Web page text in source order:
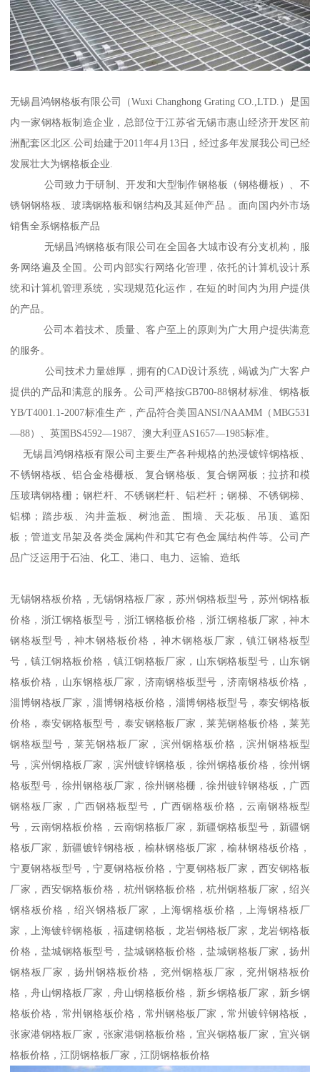
无锡昌鸿钢格板有限公司（Wuxi Changhong Grating CO.,LTD.）是国
内一家钢格板制造企业，总部位于江苏省无锡市惠山经济开发区前
洲配套区北区.公司始建于2011年4月13日，经过多年发展我公司已经
发展壮大为钢格板企业.
公司致力于研制、开发和大型制作钢格板（钢格栅板）、不
锈钢钢格板、玻璃钢格板和钢结构及其延伸产品 。面向国内外市场
销售全系钢格板产品
无锡昌鸿钢格板有限公司在全国各大城市设有分支机构，服
务网络遍及全国。公司内部实行网络化管理，依托的计算机设计系
统和计算机管理系统，实现规范化运作，在短的时间内为用户提供
的产品。
公司本着技术、质量、客户至上的原则为广大用户提供满意
的服务。
公司技术力量雄厚，拥有的CAD设计系统，竭诚为广大客户
提供的产品和满意的服务。公司严格按GB700-88钢材标准、钢格板
YB/T4001.1-2007标准生产，产品符合美国ANSI/NAAMM（MBG531
—88）、英国BS4592—1987、澳大利亚AS1657—1985标准。
无锡昌鸿钢格板有限公司主要生产各种规格的热浸镀锌钢格板、
不锈钢格板、铝合金格栅板、复合钢格板、复合钢网板；拉挤和模
压玻璃钢格栅；钢栏杆、不锈钢栏杆、铝栏杆；钢梯、不锈钢梯、
铝梯；踏步板、沟井盖板、树池盖、围墙、天花板、吊顶、遮阳
板；管道支吊架及各类金属构件和其它有色金属结构件等。公司产
品广泛运用于石油、化工、港口、电力、运输、造纸
无锡钢格板价格，无锡钢格板厂家，苏州钢格板型号，苏州钢格板
价格，浙江钢格板型号，浙江钢格板价格，浙江钢格板厂家，神木
钢格板型号，神木钢格板价格，神木钢格板厂家，镇江钢格板型
号，镇江钢格板价格，镇江钢格板厂家，山东钢格板型号，山东钢
格板价格，山东钢格板厂家，济南钢格板型号，济南钢格板价格，
淄博钢格板厂家，淄博钢格板价格，淄博钢格板型号，泰安钢格板
价格，泰安钢格板型号，泰安钢格板厂家，莱芜钢格板价格，莱芜
钢格板型号，莱芜钢格板厂家，滨州钢格板价格，滨州钢格板型
号，滨州钢格板厂家，滨州镀锌钢格板，徐州钢格板价格，徐州钢
格板型号，徐州钢格板厂家，徐州钢格栅，徐州镀锌钢格板，广西
钢格板厂家，广西钢格板型号，广西钢格板价格，云南钢格板型
号，云南钢格板价格，云南钢格板厂家，新疆钢格板型号，新疆钢
格板厂家，新疆镀锌钢格板，榆林钢格板厂家，榆林钢格板价格，
宁夏钢格板型号，宁夏钢格板价格，宁夏钢格板厂家，西安钢格板
厂家，西安钢格板价格，杭州钢格板价格，杭州钢格板厂家，绍兴
钢格板价格，绍兴钢格板厂家，上海钢格板价格，上海钢格板厂
家，上海镀锌钢格板，福建钢格板，龙岩钢格板厂家，龙岩钢格板
价格，盐城钢格板型号，盐城钢格板价格，盐城钢格板厂家，扬州
钢格板厂家，扬州钢格板价格，兖州钢格板厂家，兖州钢格板价
格，舟山钢格板厂家，舟山钢格板价格，新乡钢格板厂家，新乡钢
格板价格，常州钢格板价格，常州钢格板厂家，常州镀锌钢格板，
张家港钢格板厂家，张家港钢格板价格，宜兴钢格板厂家，宜兴钢
格板价格，江阴钢格板厂家，江阴钢格板价格